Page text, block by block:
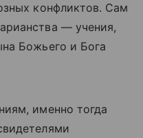
конфликтов. Сам
— учения,
Божьего и Бога
именно тогда